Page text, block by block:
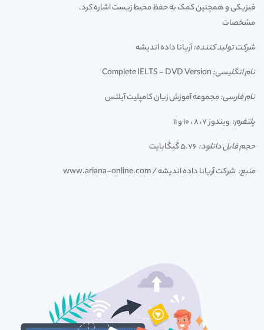
فیزیکی و همچنین کمک به حفظ محیط زیست اشاره کرد.
مشخصات
شرکت تولید کننده:آریانا داده اندیشه
نام انگلیسی:
نام فارسی:مجموعه آموزش زبان کامپلیت آیلتس
پلتفرم: ویندوز 7، 8 ، 10 و 11
حجم فایل دانلود:
منبع: شرکت آریانا داده اندیشه / www.ariana-online.com